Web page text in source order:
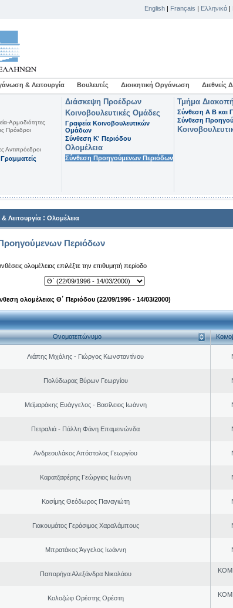
English | Français | Ελληνικά |
& Λειτουργία Βουλευτές Διοικητική Οργάνωση Διεθνείς
Αρμοδιότητες
Πρόεδροι
Αντιπρόεδροι
Διάσκεψη Προέδρων
Κοινοβουλευτικές Ομάδες
Γραφεία Κοινοβουλευτικών
Ομάδων
Σύνθεση K' Περιόδου
Ολομέλεια
Σύνθεση Προηγούμενων Περιόδων
Τμήμα
Σύνθεση Α Β και
Σύνθεση
Λειτουργία : Ολομέλεια
Περιόδων
ολομέλειας επιλέξτε την επιθυμητή περίοδο
ολομέλειας Θ΄ Περιόδου (22/09/1996 - 14/03/2000)
Ονοματεπώνυμο
Λιάπης Μιχάλης - Γιώργος Κωνσταντίνου
Πολύδωρας Βύρων Γεωργίου
Μεϊμαράκης Ευάγγελος - Βασίλειος Ιωάννη
Πετραλιά - Πάλλη Φάνη Επαμεινώνδα
Ανδρεουλάκος Απόστολος Γεωργίου
Καρατζαφέρης Γεώργιος Ιωάννη
Κασίμης Θεόδωρος Παναγιώτη
Γιακουμάτος Γεράσιμος Χαραλάμπους
Μπρατάκος Άγγελος Ιωάννη
Παπαρήγα Αλεξάνδρα Νικολάου
Κολοζώφ Ορέστης Ορέστη